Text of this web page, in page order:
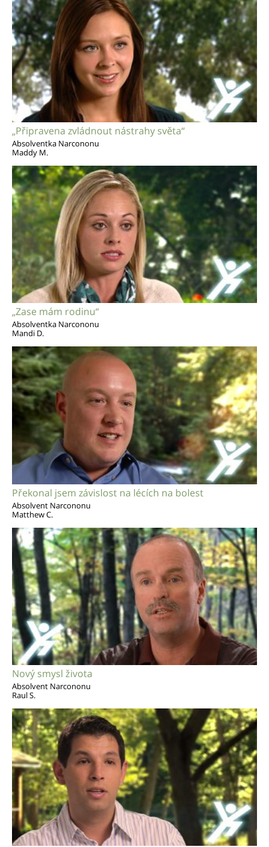
„Připravena zvládnout nástrahy světa“
Absolventka Narcononu
Maddy M.
„Zase mám rodinu“
Absolventka Narcononu
Mandi D.
Překonal jsem závislost na lécích na bolest
Absolvent Narcononu
Matthew C.
Nový smysl života
Absolvent Narcononu
Raul S.